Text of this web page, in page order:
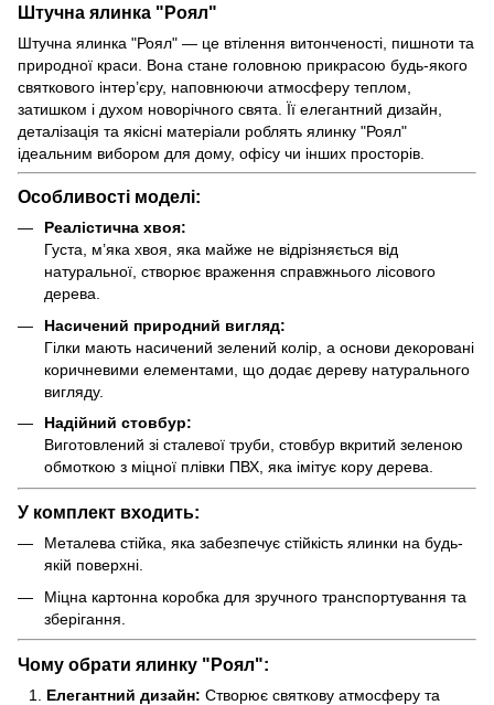
Штучна ялинка "Роял"
Штучна ялинка "Роял" — це втілення витонченості, пишноти та
природної краси. Вона стане головною прикрасою будь-якого
святкового інтер’єру, наповнюючи атмосферу теплом,
затишком і духом новорічного свята. Її елегантний дизайн,
деталізація та якісні матеріали роблять ялинку "Роял"
ідеальним вибором для дому, офісу чи інших просторів.
Особливості моделі:
Реалістична хвоя:
Густа, м’яка хвоя, яка майже не відрізняється від
натуральної, створює враження справжнього лісового
дерева.
Насичений природний вигляд:
Гілки мають насичений зелений колір, а основи декоровані
коричневими елементами, що додає дереву натурального
вигляду.
Надійний стовбур:
Виготовлений зі сталевої труби, стовбур вкритий зеленою
обмоткою з міцної плівки ПВХ, яка імітує кору дерева.
У комплект входить:
Металева стійка, яка забезпечує стійкість ялинки на будь-
якій поверхні.
Міцна картонна коробка для зручного транспортування та
зберігання.
Чому обрати ялинку "Роял":
Елегантний дизайн: Створює святкову атмосферу та